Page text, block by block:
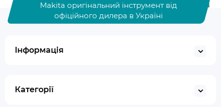
Makita оригінальний інструмент від
офіційного дилера в Україні
Інформація
Категорії